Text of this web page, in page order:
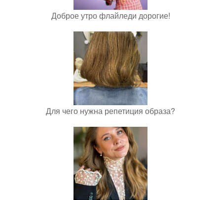
Доброе утро флайледи дорогие!
Для чего нужна репетиция образа?